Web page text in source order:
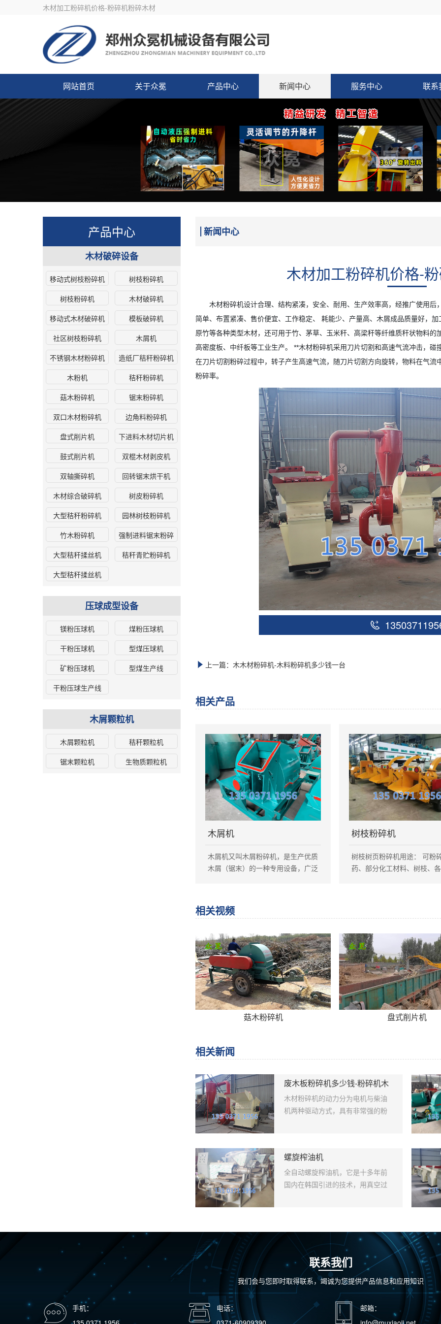
木材加工粉碎机价格-粉碎机粉碎木材
网站首页 关于众冕 产品中心 新闻中心 服务中心 联系
新闻中心
木材加工粉碎机价格-
木材粉碎机设计合理、结构紧凑，安全、耐用、生产效率高，经推广使用后
简单、布置紧凑、售价便宜、工作稳定、 耗能少、产量高、木屑成品质量好，
原竹等各种类型木材，还可用于竹、茅草、玉米秆、高梁秆等纤维质秆状物料
高密度板、中纤板等工业生产。 **木材粉碎机采用刀片切割和高速气流冲击，
在刀片切割粉碎过程中，转子产生高速气流，随刀片切割方向旋转，物料在气
粉碎率。
上一篇：木木材粉碎机-木料粉碎机多少钱一台
相关产品
木屑机
木屑机又叫木屑粉碎机，是生产优质
木屑（锯末）的一种专用设备，广泛
业生产的备料工段和单一的木粉（锯
末）生产基地，切削原料主要是原
料一次加工成木屑，具有投资少、耗
能低、生产率高、经济效益好，使用
维修方便等优点。 木屑机适应物
料： 木屑粉碎机可加工松木、杂
木、扬木、杉木、原竹，由于该机结
构紧凑，占地面积小，削片质量好，
消耗功率低，并适合流动作业，广泛
适用于中小型刨花板和纤维板生产企
商品木片的生产。 木屑机工作原
理： 根据木屑机的型号不同，木屑
粉碎机有皮带轮传动和直连式驱动两
种；木屑机进料分为水平和倾斜两种
方式，木屑粉碎机出料也有上出料和
下出料两种。木材经过削屑装置切削
后的木屑粒度小，无需晒干便可送入
木屑成品由风机送入集料处。整个工
作流程简单方便，机器的布置紧凑，
木屑机价格便宜。 进入粉碎室的被
粉碎物料进入机体后，在高速旋转的
粉碎盘和侧牙板的相互旋转运动过程
中依靠强有力的磨擦、剪切将物料粗
过筛 ,达到要求的过筛后从底部排出,
未达到要求的继续粉碎。在粉碎室主
面任何运动过程中均有粉碎效果,不
仅仅是物料和刀板主面,主牙板之间,
物料与物料之间的任何自剪切、自磨
擦都可以使物料粉碎。为防止超细轻
微物料在粉碎室内造成涡流循环,在
粉碎室切线方向设有细粉脱室回收布
树枝粉碎机
树枝树页粉碎机用途： 可粉
药、部分化工材料、树枝、
为一体，全部采用钢件结构
强了工作的稳定性。 2、喂
了两组平面切刀和一组定刀
长料切段后再次粉碎，减少
的阻力，加大了粉碎力度，
量。 3、所加工的原料进入
通过机内风叶的旋转，形成
吸式进料，更能提高议定的
的成品大小来确定，成品颗
型号 JL-800 JL-1000 JL-
动力 4-30kw 4-45kw 4-
速 1470转/分 1470转/分
主轴转速 1400转/分 1100转/
1000转/分 主机重量 1150/kg
B#2600×4根 B#3300×4根
B#3600×4根 时产量 1000-
2500-4000kg 3000-6000kg
碎机的安装调试： 1、新机
前，首先要打开上盖检查动
刀之间的距离，动刀与定刀
调节栓） 2、检查压筛底螺
动，然后放下上盖，压紧螺
主机轮与动力轮外断面又须
面上，皮带上好后，松紧调
度，不可过松或过紧。 4、
先用手转动皮带轮，转动中
摩擦声和碰撞现象，**开机
转方向，方可正常生产。 树
相关视频
菇木粉碎机 盘式削片机
相关新闻
废木板粉碎机多少钱-粉碎机木
料粉碎机
木材粉碎机的动力分为电机与柴油
机两种驱动方式，具有非常强的粉
旧木材丶废旧木质家具丶木托盘丶
木支架等等，这些都可以直接一次
性粉碎加工成为我们所需的物料然
杆等等，也都可以很轻松的进行粉
碎加工，整机采用厚钢板焊接而
成，并且仅需一台电机便可带动，
充分的具备了低能耗丶高产量丶占
地面积小丶投资少丶见效快丶回报
高丶操作简单丶维护方便丶绿色环
保丶低碳节约等等，并且这款输送
机木材粉碎机所配备的刀片还是合
螺旋榨油机
全自动螺旋榨油机，它是十多年前
国内在韩国引进的技术，用真空过
者是在城市市区做现场加工用的，
这样看起来生产更透明化，让客户
更放心。对生意的开展有很大的好
处。好多地区现在都照这个模式经
营，利润相当的丰厚。 几乎所有的
油料作物都能通过全自动螺旋榨油
机来压榨。包括花生，大豆，油
葵，菜籽，核桃，棉籽，等等。尤
产品中心
木材破碎设备
移动式树枝粉碎机
树枝粉碎机
树枝粉碎机
木材破碎机
移动式木材破碎机
模板破碎机
社区树枝粉碎机
木屑机
不锈钢木材粉碎机
造纸厂秸秆粉碎机
木粉机
秸秆粉碎机
菇木粉碎机
锯末粉碎机
双口木材粉碎机
边角料粉碎机
盘式削片机
下进料木材切片机
鼓式削片机
双棍木材剥皮机
双轴撕碎机
回转锯末烘干机
木材综合破碎机
树皮粉碎机
大型秸秆粉碎机
园林树枝粉碎机
竹木粉碎机
强制进料锯末粉碎
机
大型秸秆揉丝机
秸秆青贮粉碎机
大型秸秆揉丝机
压球成型设备
镁粉压球机
煤粉压球机
干粉压球机
型煤压球机
矿粉压球机
型煤生产线
干粉压球生产线
木屑颗粒机
木屑颗粒机
秸秆颗粒机
锯末颗粒机
生物质颗粒机
联系我们
我们会与您即时取得联系，竭诚为您提供产品信息和应用知识
手机：
电话：
邮箱：